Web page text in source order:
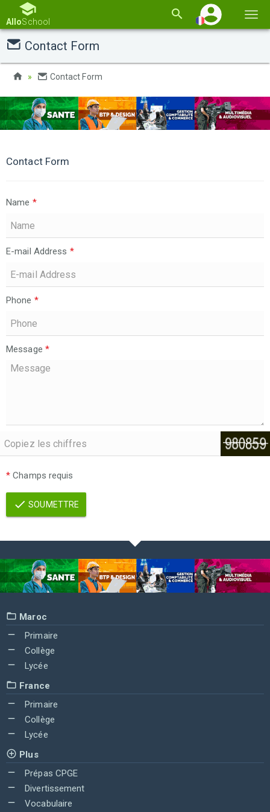
la
AlloSchool
Contact Form
Contact Form
Contact Form
Name *
E-mail Address *
Phone *
Message *
* Champs requis
SOUMETTRE
Maroc
Primaire
Collège
Lycée
France
Primaire
Collège
Lycée
Plus
Prépas CPGE
Divertissement
Vocabulaire